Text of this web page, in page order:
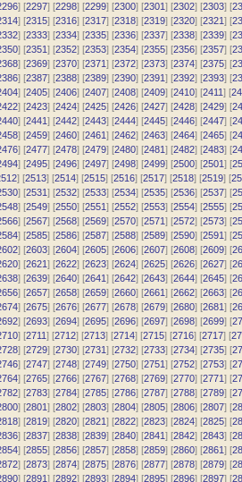
] [2297] [2298] [2299] [2300] [2301] [2302] [2303] [
] [2315] [2316] [2317] [2318] [2319] [2320] [2321] [
] [2333] [2334] [2335] [2336] [2337] [2338] [2339] [
] [2351] [2352] [2353] [2354] [2355] [2356] [2357] [
] [2369] [2370] [2371] [2372] [2373] [2374] [2375] [
] [2387] [2388] [2389] [2390] [2391] [2392] [2393] [
] [2405] [2406] [2407] [2408] [2409] [2410] [2411] [
] [2423] [2424] [2425] [2426] [2427] [2428] [2429] [
] [2441] [2442] [2443] [2444] [2445] [2446] [2447] [
] [2459] [2460] [2461] [2462] [2463] [2464] [2465] [
] [2477] [2478] [2479] [2480] [2481] [2482] [2483] [
] [2495] [2496] [2497] [2498] [2499] [2500] [2501] [
] [2513] [2514] [2515] [2516] [2517] [2518] [2519] [
] [2531] [2532] [2533] [2534] [2535] [2536] [2537] [
] [2549] [2550] [2551] [2552] [2553] [2554] [2555] [
] [2567] [2568] [2569] [2570] [2571] [2572] [2573] [
] [2585] [2586] [2587] [2588] [2589] [2590] [2591] [
] [2603] [2604] [2605] [2606] [2607] [2608] [2609] [
] [2621] [2622] [2623] [2624] [2625] [2626] [2627] [
] [2639] [2640] [2641] [2642] [2643] [2644] [2645] [
] [2657] [2658] [2659] [2660] [2661] [2662] [2663] [
] [2675] [2676] [2677] [2678] [2679] [2680] [2681] [
] [2693] [2694] [2695] [2696] [2697] [2698] [2699] [
] [2711] [2712] [2713] [2714] [2715] [2716] [2717] [
] [2729] [2730] [2731] [2732] [2733] [2734] [2735] [
] [2747] [2748] [2749] [2750] [2751] [2752] [2753] [
] [2765] [2766] [2767] [2768] [2769] [2770] [2771] [
] [2783] [2784] [2785] [2786] [2787] [2788] [2789] [
] [2801] [2802] [2803] [2804] [2805] [2806] [2807] [
] [2819] [2820] [2821] [2822] [2823] [2824] [2825] [
] [2837] [2838] [2839] [2840] [2841] [2842] [2843] [
] [2855] [2856] [2857] [2858] [2859] [2860] [2861] [
] [2873] [2874] [2875] [2876] [2877] [2878] [2879] [
] [2891] [2892] [2893] [2894] [2895] [2896] [2897] [